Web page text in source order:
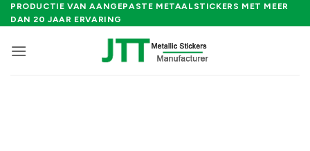
Ga
naar
PRODUCTIE VAN AANGEPASTE METAALSTICKERS MET MEER
DAN 20 JAAR ERVARING